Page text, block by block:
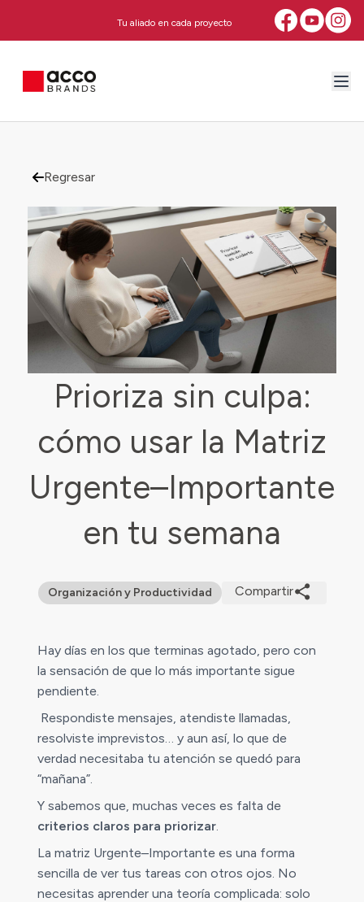
Tu aliado en cada proyecto
Regresar
Prioriza sin culpa:
cómo usar la Matriz
Urgente–Importante
en tu semana
Organización y Productividad Compartir
Hay días en los que terminas agotado, pero con
la sensación de que lo más importante sigue
pendiente.
Respondiste mensajes, atendiste llamadas,
resolviste imprevistos… y aun así, lo que de
verdad necesitaba tu atención se quedó para
“mañana”.
Y sabemos que, muchas veces es falta de
criterios claros para priorizar
La matriz Urgente–Importante es una forma
sencilla de ver tus tareas con otros ojos. No
necesitas aprender una teoría complicada: solo